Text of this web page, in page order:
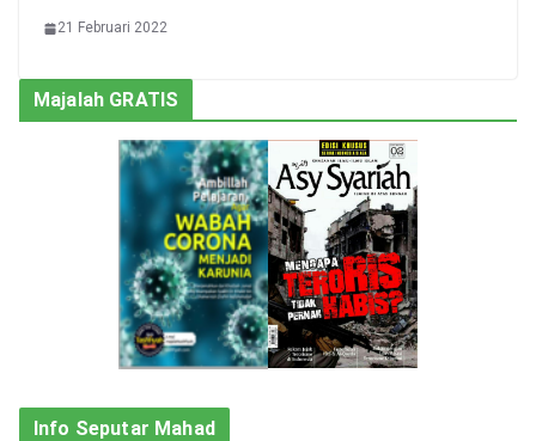
21 Februari 2022
Majalah GRATIS
Info Seputar Mahad